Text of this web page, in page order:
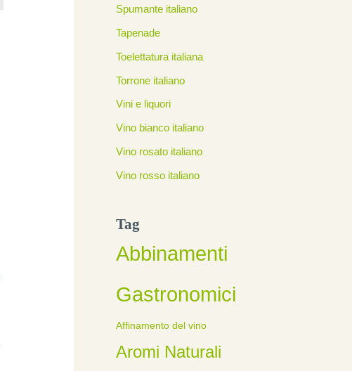
Spumante italiano
Tapenade
Toelettatura italiana
Torrone italiano
Vini e liquori
Vino bianco italiano
Vino rosato italiano
Vino rosso italiano
Tag
Abbinamenti
Gastronomici
Affinamento del vino
Aromi Naturali